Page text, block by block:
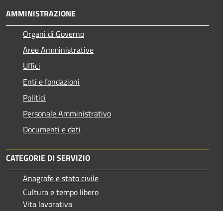
AMMINISTRAZIONE
Organi di Governo
Aree Amministrative
Uffici
Enti e fondazioni
Politici
Personale Amministrativo
Documenti e dati
CATEGORIE DI SERVIZIO
Anagrafe e stato civile
Cultura e tempo libero
Vita lavorativa